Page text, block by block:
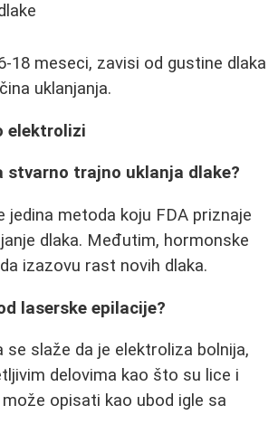
18 meseci, zavisi od gustine dlaka
uklanjanja.
elektrolizi
stvarno trajno uklanja dlake?
jedina metoda koju FDA priznaje
dlaka. Međutim, hormonske
izazovu rast novih dlaka.
laserske epilacije?
se slaže da je elektroliza bolnija,
delovima kao što su lice i
opisati kao ubod igle sa